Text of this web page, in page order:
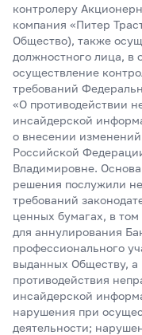
контролеру
компания «Питер
Общество), также
должностного лица, в
осуществление
требований
«О противодействии
инсайдерской
о внесении
Российской
Владимировне.
решения послужили
требований
ценных бумагах, в
для аннулирования
профессионального
выданных Обществу,
противодействия
инсайдерской
нарушения при
деятельности;